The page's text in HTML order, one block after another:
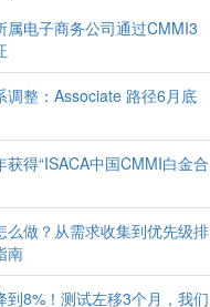
属电子商务公司通过CMMI3
调整：Associate 路径6月底
获得“ISACA中国CMMI白金合
么做？从需求收集到优先级排
南
到8%！测试左移3个月，我们